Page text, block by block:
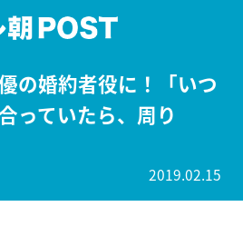
の婚約者役に！「いつ
っていたら、周り
2019.02.15